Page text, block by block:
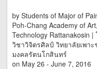
by Students of Major of
Poh-Chang Academy of
Technology
วิชาวิจิตรศิลป์ วิทยาลัยเพา
มงคลรัตนโกสินทร์
on May 26 - June 7, 2016